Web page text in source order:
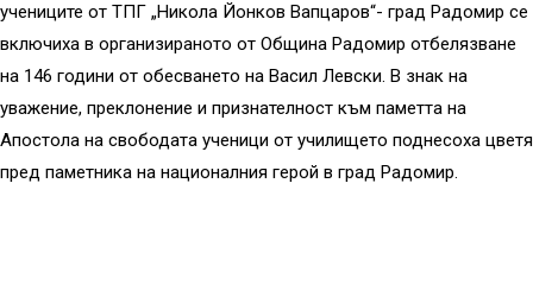
учениците от ТПГ „Никола Йонков Вапцаров“- град Радомир се
включиха в организираното от Община Радомир отбелязване
на 146 години от обесването на Васил Левски. В знак на
уважение, преклонение и признателност към паметта на
Апостола на свободата ученици от училището поднесоха цветя
пред паметника на националния герой в град Радомир.